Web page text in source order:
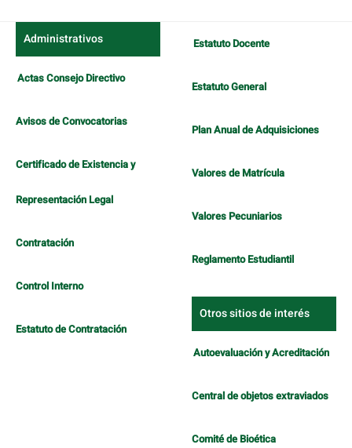
Administrativos
Actas Consejo Directivo
Avisos de Convocatorias
Certificado de Existencia y
Representación Legal
Contratación
Control Interno
Estatuto de Contratación
Estatuto Docente
Estatuto General
Plan Anual de Adquisiciones
Valores de Matrícula
Valores Pecuniarios
Reglamento Estudiantil
Otros sitios de interés
Autoevaluación y Acreditación
Central de objetos extraviados
Comité de Bioética